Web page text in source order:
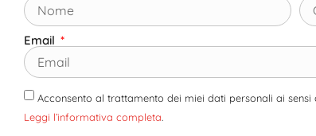
Email
Acconsento al trattamento dei miei dati personali ai
Leggi l’informativa completa.